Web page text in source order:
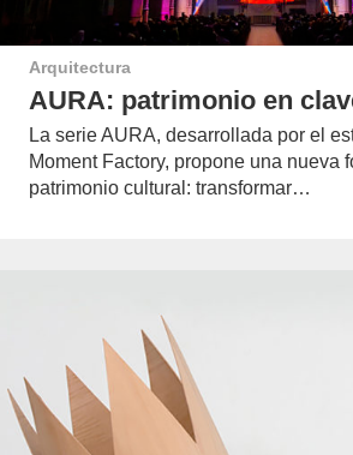
Arquitectura
AURA: patrimonio en
La serie AURA, desarrollada por el
Moment Factory, propone una nueva
patrimonio cultural: transformar…